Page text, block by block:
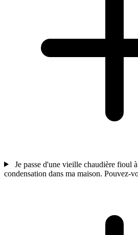
Je passe d'une vieille chaudière fioul
condensation dans ma maison. Pouvez-